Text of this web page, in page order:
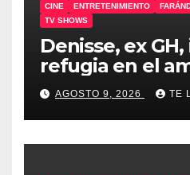
CINE ENTRETENIMIENTO
TV SHOWS
Denisse, ex
refugia en el
humor
AGOSTO 9, 2026 TE